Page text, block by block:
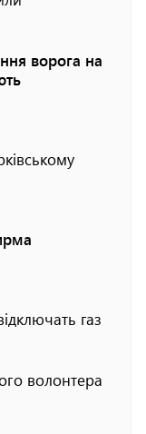
ворога на
газ
волонтера